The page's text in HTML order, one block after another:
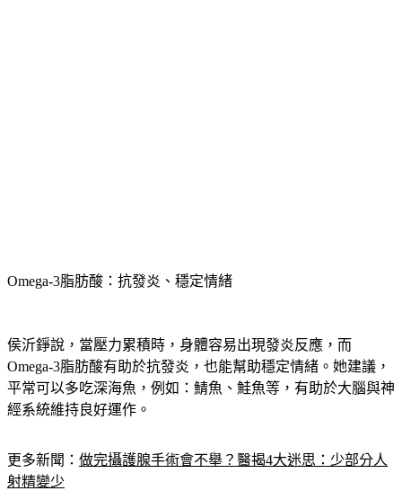
Omega-3脂肪酸：抗發炎、穩定情緒
侯沂錚說，當壓力累積時，身體容易出現發炎反應，而
Omega-3脂肪酸有助於抗發炎，也能幫助穩定情緒。她建議，
平常可以多吃深海魚，例如：鯖魚、鮭魚等，有助於大腦與神
經系統維持良好運作。
更多新聞： 做完攝護腺手術會不舉？醫揭4大迷思：少部分人
射精變少